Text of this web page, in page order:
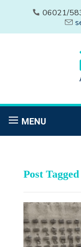
06021/
MENU
Post